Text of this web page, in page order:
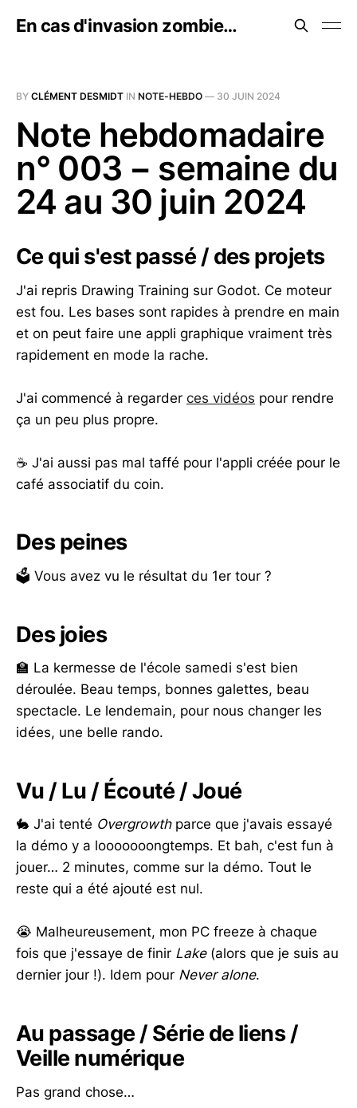
En cas d'invasion zombie…
BY CLÉMENT DESMIDT IN NOTE-HEBDO — 30 JUIN 2024
Note hebdomadaire
n° 003 − semaine du
24 au 30 juin 2024
Ce qui s'est passé / des projets
J'ai repris Drawing Training sur Godot. Ce moteur
est fou. Les bases sont rapides à prendre en main
et on peut faire une appli graphique vraiment très
rapidement en mode la rache.
J'ai commencé à regarder ces vidéos pour rendre
ça un peu plus propre.
☕ J'ai aussi pas mal taffé pour l'appli créée pour le
café associatif du coin.
Des peines
🗳️ Vous avez vu le résultat du 1er tour ?
Des joies
🏫 La kermesse de l'école samedi s'est bien
déroulée. Beau temps, bonnes galettes, beau
spectacle. Le lendemain, pour nous changer les
idées, une belle rando.
Vu / Lu / Écouté / Joué
🐇 J'ai tenté Overgrowthparce que j'avais essayé
la démo y a looooooongtemps. Et bah, c'est fun à
jouer… 2 minutes, comme sur la démo. Tout le
reste qui a été ajouté est nul.
😭 Malheureusement, mon PC freeze à chaque
fois que j'essaye de finir Lake(alors que je suis au
dernier jour !). Idem pour Never alone.
Au passage / Série de liens /
Veille numérique
Pas grand chose…